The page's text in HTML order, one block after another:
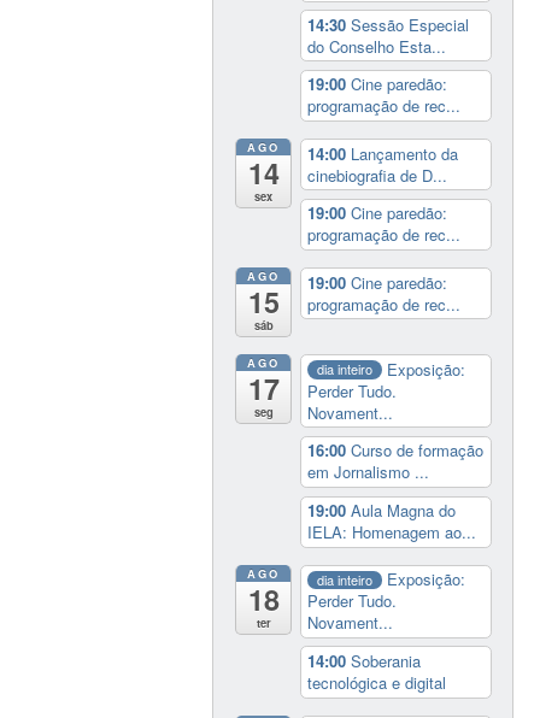
14:30Sessão Especial
do Conselho Esta...
19:00Cine paredão:
programação de rec...
AGO
14
sex
14:00 Lançamento da
cinebiografia de D...
19:00Cine paredão:
programação de rec...
AGO
15
sáb
19:00Cine paredão:
programação de rec...
AGO
17
seg
dia inteiro
Exposição:
Perder Tudo.
Novament...
16:00Curso de formação
em Jornalismo ...
19:00Aula Magna do
IELA: Homenagem ao...
AGO
18
ter
dia inteiro
Exposição:
Perder Tudo.
Novament...
14:00Soberania
tecnológica e digital